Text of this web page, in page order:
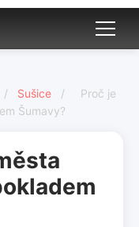
/ Sušice /
Proč je
Šumavy?